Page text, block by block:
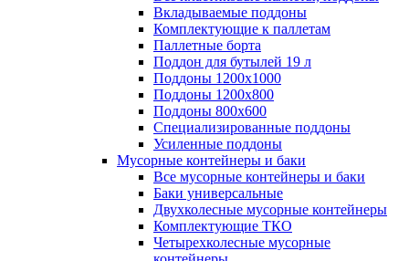
Вкладываемые поддоны
Комплектующие к паллетам
Паллетные борта
Поддон для бутылей 19 л
Поддоны 1200х1000
Поддоны 1200х800
Поддоны 800х600
Специализированные поддоны
Усиленные поддоны
Мусорные контейнеры и баки
Все мусорные контейнеры и баки
Баки универсальные
Двухколесные мусорные контейнеры
Комплектующие ТКО
Четырехколесные мусорные